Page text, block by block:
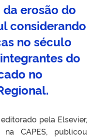
erosão do
considerando
no século
do
no
pela Elsevier,
CAPES, publicou